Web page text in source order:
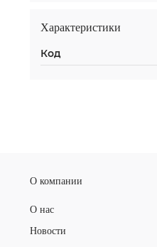
Характеристики
Код
О компании
О нас
Новости